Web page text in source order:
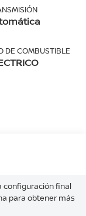
DE COMBUSTIBLE
configuración final
para obtener más